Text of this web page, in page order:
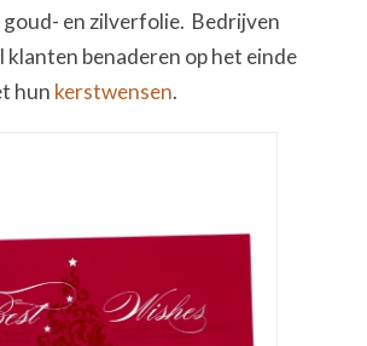
en zilverfolie. Bedrijven
klanten benaderen op het einde
hun kerstwensen.